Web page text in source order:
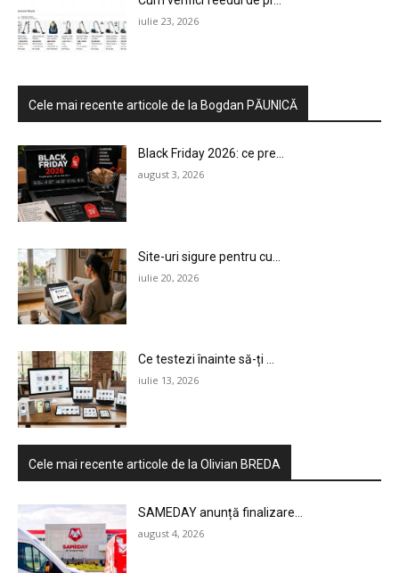
HOMEPAGE
NEWS
EVENIMENTE
MARKETING
AI
LEGAL & DP
STUDIES
iulie 23, 2026
Cele mai recente articole de la Bogdan PĂUNICĂ
Black Friday 2026: ce pre...
august 3, 2026
Site-uri sigure pentru cu...
iulie 20, 2026
Ce testezi înainte să-ți ...
iulie 13, 2026
Cele mai recente articole de la Olivian BREDA
SAMEDAY anunță finalizare...
august 4, 2026